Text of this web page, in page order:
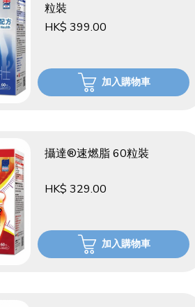
粒裝
HK$ 399.00
加入購物車
攝達®速燃脂 60粒裝
HK$ 329.00
加入購物車